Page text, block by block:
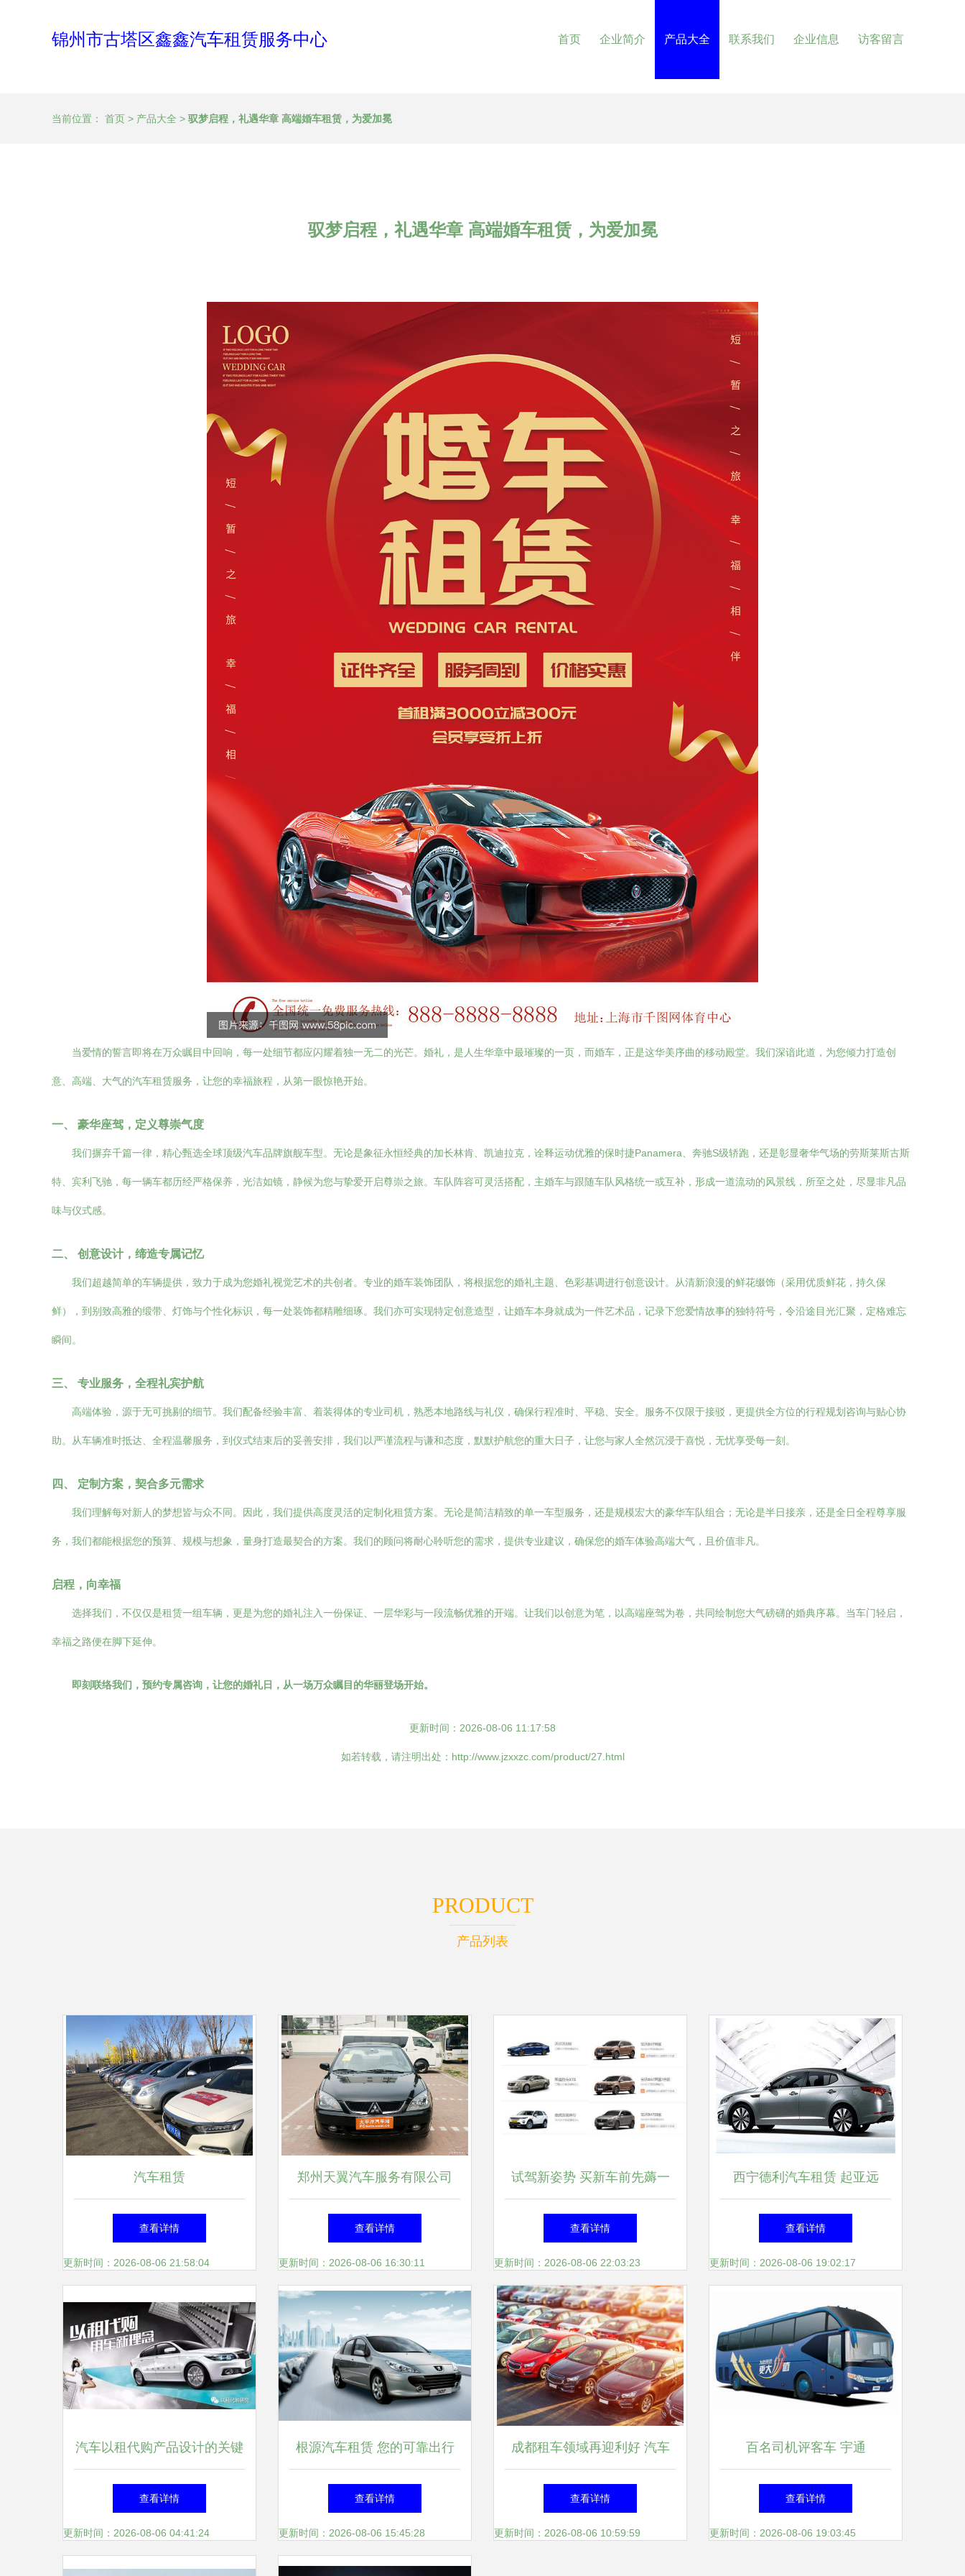
锦州市古塔区鑫鑫汽车租赁服务中心 首页 企业简介 产品大全 联系我们 企业信息 访客留言
当前位置： 首页 > 产品大全 > 驭梦启程，礼遇华章 高端婚车租赁，为爱加冕
驭梦启程，礼遇华章 高端婚车租赁，为爱加冕
当爱情的誓言即将在万众瞩目中回响，每一处细节都应闪耀着独一无二的光芒。婚礼，是人生华章中最璀璨的一页，而婚车，正是这华美序曲的移动殿堂。我们深谙此道，为您倾力打造创
意、高端、大气的汽车租赁服务，让您的幸福旅程，从第一眼惊艳开始。
一、 豪华座驾，定义尊崇气度
我们摒弃千篇一律，精心甄选全球顶级汽车品牌旗舰车型。无论是象征永恒经典的加长林肯、凯迪拉克，诠释运动优雅的保时捷Panamera、奔驰S级轿跑，还是彰显奢华气场的劳斯莱斯古斯
特、宾利飞驰，每一辆车都历经严格保养，光洁如镜，静候为您与挚爱开启尊崇之旅。车队阵容可灵活搭配，主婚车与跟随车队风格统一或互补，形成一道流动的风景线，所至之处，尽显非凡品
味与仪式感。
二、 创意设计，缔造专属记忆
我们超越简单的车辆提供，致力于成为您婚礼视觉艺术的共创者。专业的婚车装饰团队，将根据您的婚礼主题、色彩基调进行创意设计。从清新浪漫的鲜花缀饰（采用优质鲜花，持久保
鲜），到别致高雅的缎带、灯饰与个性化标识，每一处装饰都精雕细琢。我们亦可实现特定创意造型，让婚车本身就成为一件艺术品，记录下您爱情故事的独特符号，令沿途目光汇聚，定格难忘
瞬间。
三、 专业服务，全程礼宾护航
高端体验，源于无可挑剔的细节。我们配备经验丰富、着装得体的专业司机，熟悉本地路线与礼仪，确保行程准时、平稳、安全。服务不仅限于接驳，更提供全方位的行程规划咨询与贴心协
助。从车辆准时抵达、全程温馨服务，到仪式结束后的妥善安排，我们以严谨流程与谦和态度，默默护航您的重大日子，让您与家人全然沉浸于喜悦，无忧享受每一刻。
四、 定制方案，契合多元需求
我们理解每对新人的梦想皆与众不同。因此，我们提供高度灵活的定制化租赁方案。无论是简洁精致的单一车型服务，还是规模宏大的豪华车队组合；无论是半日接亲，还是全日全程尊享服
务，我们都能根据您的预算、规模与想象，量身打造最契合的方案。我们的顾问将耐心聆听您的需求，提供专业建议，确保您的婚车体验高端大气，且价值非凡。
启程，向幸福
选择我们，不仅仅是租赁一组车辆，更是为您的婚礼注入一份保证、一层华彩与一段流畅优雅的开端。让我们以创意为笔，以高端座驾为卷，共同绘制您大气磅礴的婚典序幕。当车门轻启，
幸福之路便在脚下延伸。
即刻联络我们，预约专属咨询，让您的婚礼日，从一场万众瞩目的华丽登场开始。
更新时间：2026-08-06 11:17:58
如若转载，请注明出处：http://www.jzxxzc.com/product/27.html
PRODUCT
产品列表
汽车租赁
查看详情
更新时间：2026-08-06 21:58:04
郑州天翼汽车服务有限公司
专业汽车租赁解决方案提供商
查看详情
更新时间：2026-08-06 16:30:11
试驾新姿势 买新车前先薅一
把神州租车的羊毛
查看详情
更新时间：2026-08-06 22:03:23
西宁德利汽车租赁 起亚远
舰，您的自驾出游首选搭档
查看详情
更新时间：2026-08-06 19:02:17
汽车以租代购产品设计的关键
因素分析
查看详情
更新时间：2026-08-06 04:41:24
根源汽车租赁 您的可靠出行
伙伴
查看详情
更新时间：2026-08-06 15:45:28
成都租车领域再迎利好 汽车
后市场服务商车兄弟完成千万
级融资
查看详情
更新时间：2026-08-06 10:59:59
百名司机评客车 宇通
ZK6127H在汽车租赁市场的表
现分析
查看详情
更新时间：2026-08-06 19:03:45